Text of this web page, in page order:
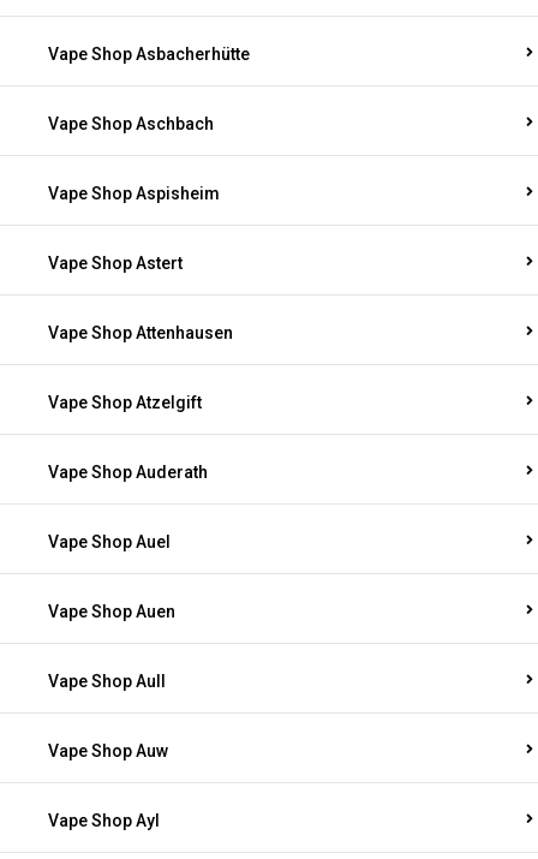
Vape Shop Asbacherhütte
Vape Shop Aschbach
Vape Shop Aspisheim
Vape Shop Astert
Vape Shop Attenhausen
Vape Shop Atzelgift
Vape Shop Auderath
Vape Shop Auel
Vape Shop Auen
Vape Shop Aull
Vape Shop Auw
Vape Shop Ayl